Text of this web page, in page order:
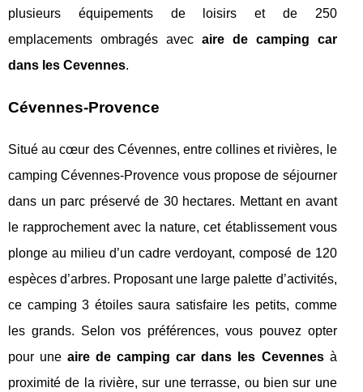
plusieurs équipements de loisirs et de 250
emplacements ombragés avec aire de camping car
dans les Cevennes.
Cévennes-Provence
Situé au cœur des Cévennes, entre collines et rivières, le
camping Cévennes-Provence vous propose de séjourner
dans un parc préservé de 30 hectares. Mettant en avant
le rapprochement avec la nature, cet établissement vous
plonge au milieu d’un cadre verdoyant, composé de 120
espèces d’arbres. Proposant une large palette d’activités,
ce camping 3 étoiles saura satisfaire les petits, comme
les grands. Selon vos préférences, vous pouvez opter
pour uneaire de camping car dans les Cevennesà
proximité de la rivière, sur une terrasse, ou bien sur une